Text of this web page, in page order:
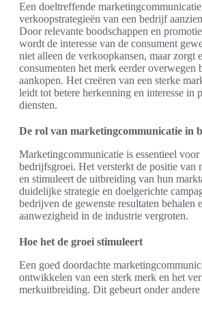
Een doeltreffende
verkoopstrategieën van een bedrijf
Door relevante boodschappen en
wordt de interesse van de consument
niet alleen de verkoopkansen, maar zorgt
consumenten het merk eerder overwegen
aankopen. Het creëren van een sterke
leidt tot betere herkenning en interesse in
diensten.
De rol van marketingcommunicatie in
Marketingcommunicatie is essentieel voor
bedrijfsgroei. Het versterkt de positie van
en stimuleert de uitbreiding van hun
duidelijke strategie en doelgerichte
bedrijven de gewenste resultaten behalen
aanwezigheid in de industrie vergroten.
Hoe het de groei stimuleert
Een goed doordachte
ontwikkelen van een sterk merk en het
merkuitbreiding. Dit gebeurt onder andere